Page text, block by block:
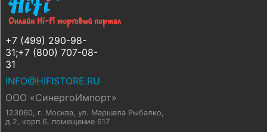
+7 (499) 290-98-
31;+7 (800) 707-08-
31
INFO@HIFISTORE.RU
ООО «СинергоИмпорт»
123060, г. Москва, ул. Маршала Рыбалко,
д.2, корп.6, помещение 617